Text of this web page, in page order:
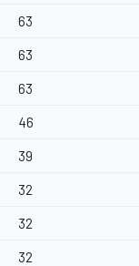
63
63
63
46
39
32
32
32